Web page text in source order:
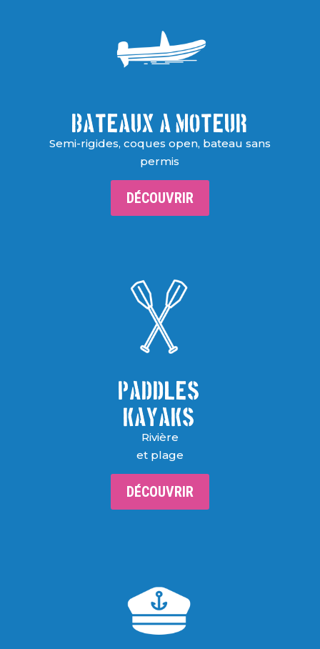
Bateaux A MOTEUR
Semi-rigides, coques open, bateau sans
permis
DÉCOUVRIR
PADDLES
KAYAKS
Rivière
et plage
DÉCOUVRIR